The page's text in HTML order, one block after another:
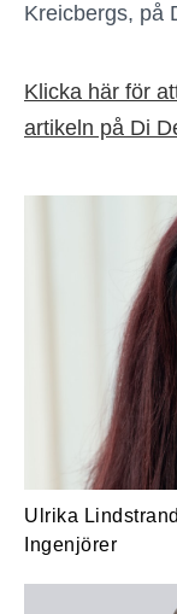
Kreicbergs, på
Klicka här för
artikeln på Di
Ulrika
Ingenjörer